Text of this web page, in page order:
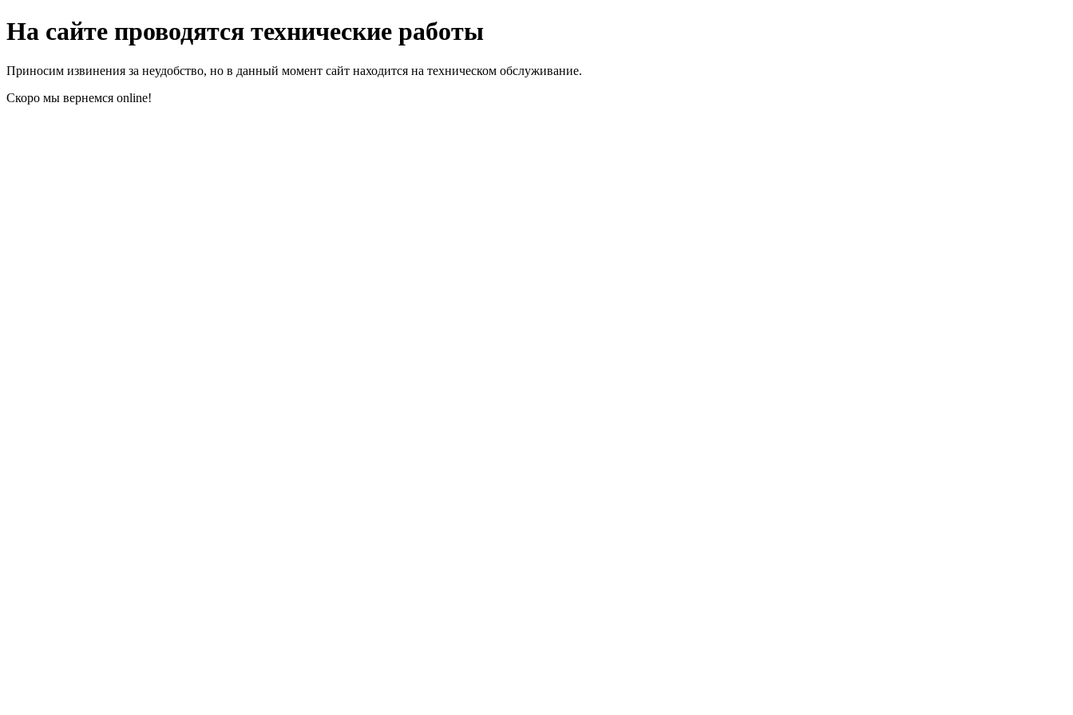
На сайте проводятся технические работы
Приносим извинения за неудобство, но в данный момент сайт находится на техническом обслуживание.
Скоро мы вернемся online!